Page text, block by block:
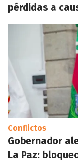
pérdidas a
Conflictos
Gobernador
La Paz: